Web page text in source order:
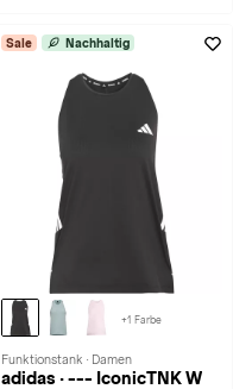
Sale Nachhaltig
+1 Farbe
Funktionstank · Damen
adidas · --- IconicTNK W